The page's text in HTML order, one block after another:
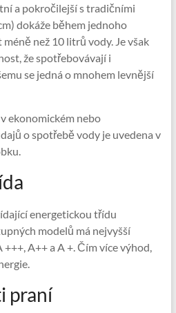
a pokročilejší s tradičními
dokáže během jednoho
než 10 litrů vody. Je však
že spotřebovávají i
se jedná o mnohem levnější
ekonomickém nebo
o spotřebě vody je uvedena v
energetickou třídu
modelů má nejvyšší
A++ a A +. Čím více výhod,
praní